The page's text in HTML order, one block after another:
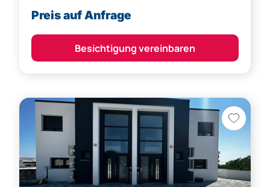
Preis auf Anfrage
Besichtigung vereinbaren